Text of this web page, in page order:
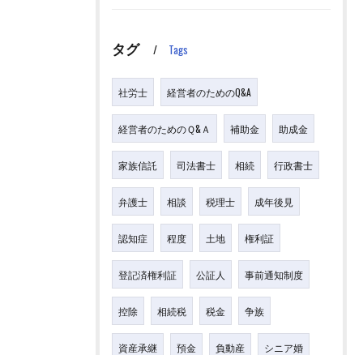
タグ Tags
社労士 経営者のためのQ&A
経営者のためのＱ&Ａ 補助金 助成金
家族信託 司法書士 相続 行政書士
弁護士 相談 税理士 成年後見
認知症 程度 土地 権利証
登記済権利証 公証人 事前通知制度
控除 相続税 税金 争族
資産承継 預金 負動産 シニア婚